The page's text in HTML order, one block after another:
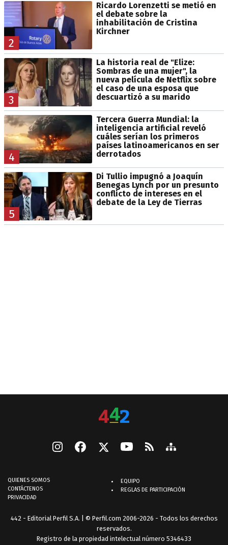
2
Ricardo Lorenzetti se metió en
el debate sobre la
inhabilitación de Cristina
Kirchner
3
La historia real de "Elize:
Sombras de una mujer", la
nueva película de Netflix sobre
el caso de una esposa que
descuartizó a su marido
4
Tercera Guerra Mundial: la
inteligencia artificial reveló
cuáles serían los primeros
países latinoamericanos en ser
derrotados
5
Di Tullio impugnó a Joaquín
Benegas Lynch por un presunto
conflicto de intereses en el
debate de la Ley de Tierras
QUIENES SOMOS
CONTÁCTENOS
PRIVACIDAD
EQUIPO
REGLAS DE PARTICIPACIÓN
442 - Editorial Perfil S.A. | © Perfil.com 2006-2026 - Todos los derechos
reservados.
Registro de la propiedad intelectual número 5346433